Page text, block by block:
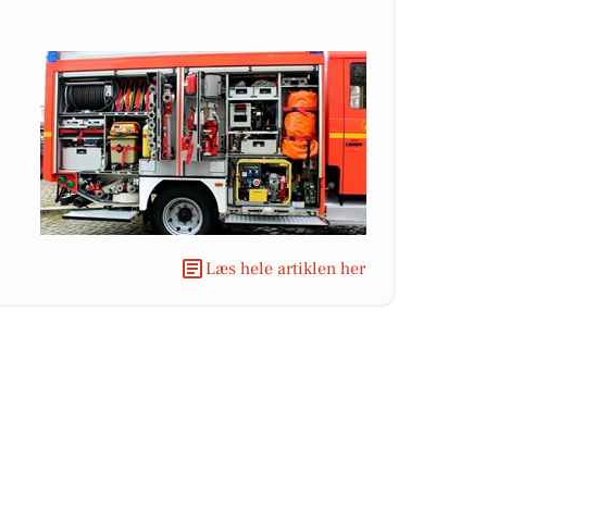
Læs hele artiklen her